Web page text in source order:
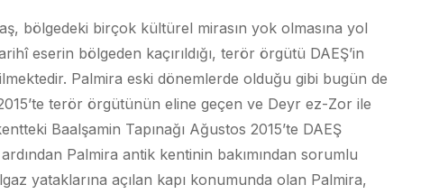
bölgedeki birçok kültürel mirasın yok olmasına yol
eserin bölgeden kaçırıldığı, terör örgütü DAEŞ’in
Palmira eski dönemlerde olduğu gibi bugün de
terör örgütünün eline geçen ve Deyr ez-Zor ile
Baalşamin Tapınağı Ağustos 2015’te DAEŞ
Palmira antik kentinin bakımından sorumlu
yataklarına açılan kapı konumunda olan Palmira,